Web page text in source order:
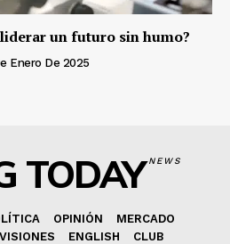
un futuro sin humo?
Enero De 2025
TODAYNEWS
OPINIÓN
MERCADO
ENGLISH CLUB